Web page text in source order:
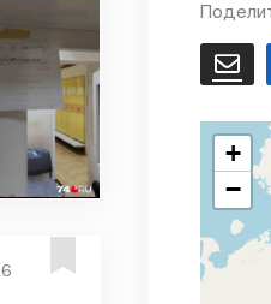
Email
+
−